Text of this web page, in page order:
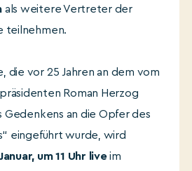
als weitere Vertreter der
teilnehmen.
die vor 25 Jahren an dem vom
Roman Herzog
Gedenkens an die Opfer des
eingeführt wurde, wird
um 11 Uhr liveim